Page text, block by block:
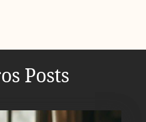
Posts